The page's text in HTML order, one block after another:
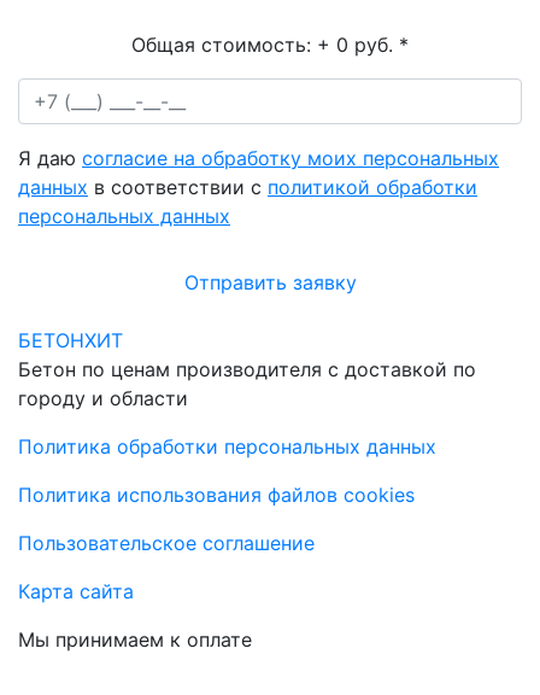
Общая стоимость: + 0 руб. *
Я даю согласие на обработку моих персональных
данных в соответствии с политикой обработки
персональных данных
Отправить заявку
БЕТОНХИТ
Бетон по ценам производителя с доставкой по
городу и области
Политика обработки персональных данных
Политика использования файлов cookies
Пользовательское соглашение
Карта сайта
Мы принимаем к оплате